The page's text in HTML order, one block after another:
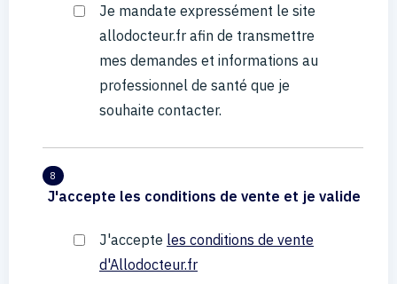
Je mandate expressément le site
allodocteur.fr afin de transmettre
mes demandes et informations au
professionnel de santé que je
souhaite contacter.
8
J'accepte les conditions de vente et je valide
J'accepte les conditions de vente
d'Allodocteur.fr